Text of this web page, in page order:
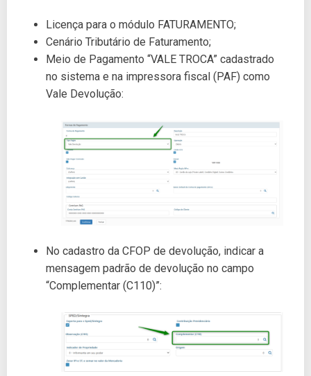
Licença para o módulo FATURAMENTO;
Cenário Tributário de Faturamento;
Meio de Pagamento “VALE TROCA” cadastrado
no sistema e na impressora fiscal (PAF) como
Vale Devolução:
No cadastro da CFOP de devolução, indicar a
mensagem padrão de devolução no campo
“Complementar (C110)”: